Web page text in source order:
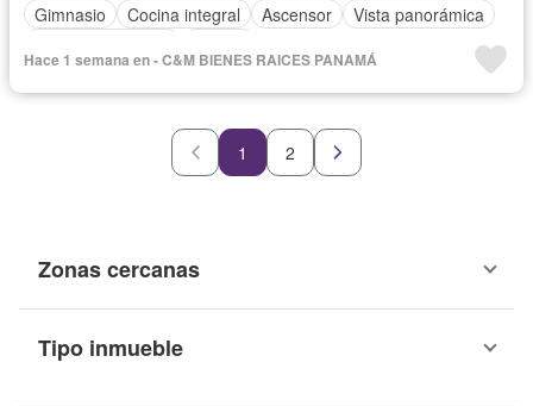
Gimnasio
Cocina integral Ascensor
Vista panorámica
Hace 1 semana en - C&M BIENES RAICES PANAMÁ
1 2
Zonas cercanas
Tipo inmueble